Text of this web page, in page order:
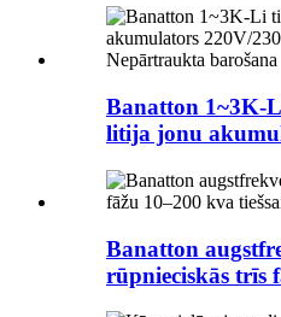
Banatton 1~3K-
litija jonu
Banatton
rūpnieciskās trīs